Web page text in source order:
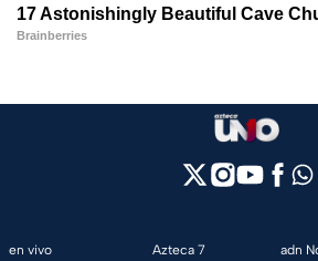
en vivo
Azteca 7
adn